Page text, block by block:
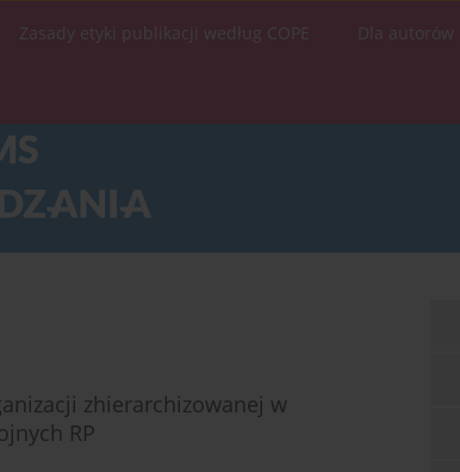
Zasady etyki publikacji według COPE Dla autorów
zhierarchizowanej w
RP